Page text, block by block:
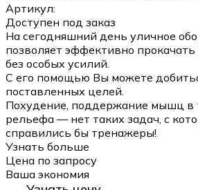
Артикул:
Доступен под заказ
На сегодняшний день уличное
позволяет эффективно
без особых усилий.
С его помощью Вы можете
поставленных целей.
Похудение, поддержание мышц в
рельефа — нет таких задач, с
справились бы тренажеры!
Узнать больше
Цена по запросу
Ваша экономия